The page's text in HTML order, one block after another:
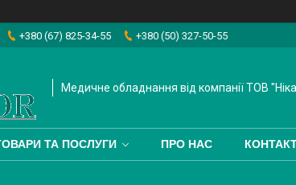
+380 (67) 825-34-55 +380 (50) 327-50-55
Медичне обладнання від компанії ТОВ
ТА ПОСЛУГИ ПРО НАС